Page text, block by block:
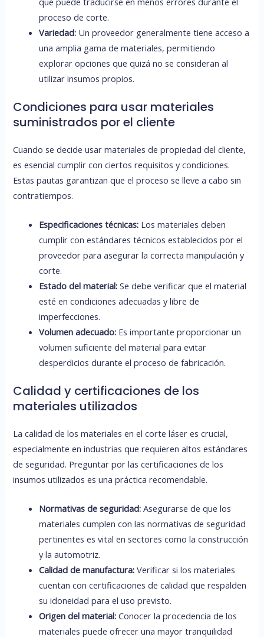
proceso de corte.
Variedad: Un proveedor generalmente tiene acceso a
una amplia gama de materiales, permitiendo
explorar opciones que quizá no se consideran al
utilizar insumos propios.
Condiciones para usar materiales
suministrados por el cliente
Cuando se decide usar materiales de propiedad del cliente,
es esencial cumplir con ciertos requisitos y condiciones.
Estas pautas garantizan que el proceso se lleve a cabo sin
contratiempos.
Especificaciones técnicas: Los materiales deben
cumplir con estándares técnicos establecidos por el
proveedor para asegurar la correcta manipulación y
corte.
Estado del material: Se debe verificar que el material
esté en condiciones adecuadas y libre de
imperfecciones.
Volumen adecuado: Es importante proporcionar un
volumen suficiente del material para evitar
desperdicios durante el proceso de fabricación.
Calidad y certificaciones de los
materiales utilizados
La calidad de los materiales en el corte láser es crucial,
especialmente en industrias que requieren altos estándares
de seguridad. Preguntar por las certificaciones de los
insumos utilizados es una práctica recomendable.
Normativas de seguridad: Asegurarse de que los
materiales cumplen con las normativas de seguridad
pertinentes es vital en sectores como la construcción
y la automotriz.
Calidad de manufactura: Verificar si los materiales
cuentan con certificaciones de calidad que respalden
su idoneidad para el uso previsto.
Origen del material: Conocer la procedencia de los
materiales puede ofrecer una mayor tranquilidad